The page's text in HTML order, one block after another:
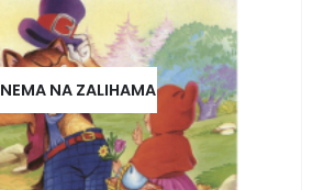
NEMA NA ZALIHAMA